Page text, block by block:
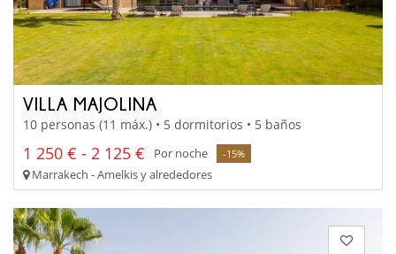
VILLA MAJOLINA
10 personas (11 máx.) • 5 dormitorios • 5 baños
1 250 € - 2 125 € Por noche -15%
Marrakech - Amelkis y alrededores